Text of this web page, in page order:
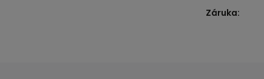
Záruka: